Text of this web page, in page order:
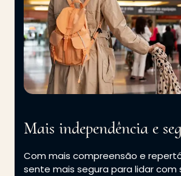
Mais independência e
Com mais compreensão e
sente mais segura para lidar com